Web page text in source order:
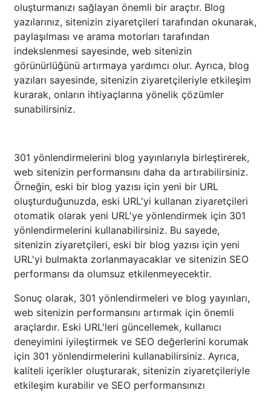
oluşturmanızı sağlayan önemli bir araçtır. Blog
yazılarınız, sitenizin ziyaretçileri tarafından okunarak,
paylaşılması ve arama motorları tarafından
indekslenmesi sayesinde, web sitenizin
görünürlüğünü artırmaya yardımcı olur. Ayrıca, blog
yazıları sayesinde, sitenizin ziyaretçileriyle etkileşim
kurarak, onların ihtiyaçlarına yönelik çözümler
sunabilirsiniz.
301 yönlendirmelerini blog yayınlarıyla birleştirerek,
web sitenizin performansını daha da artırabilirsiniz.
Örneğin, eski bir blog yazısı için yeni bir URL
oluşturduğunuzda, eski URL'yi kullanan ziyaretçileri
otomatik olarak yeni URL'ye yönlendirmek için 301
yönlendirmelerini kullanabilirsiniz. Bu sayede,
sitenizin ziyaretçileri, eski bir blog yazısı için yeni
URL'yi bulmakta zorlanmayacaklar ve sitenizin SEO
performansı da olumsuz etkilenmeyecektir.
Sonuç olarak, 301 yönlendirmeleri ve blog yayınları,
web sitenizin performansını artırmak için önemli
araçlardır. Eski URL'leri güncellemek, kullanıcı
deneyimini iyileştirmek ve SEO değerlerini korumak
için 301 yönlendirmelerini kullanabilirsiniz. Ayrıca,
kaliteli içerikler oluşturarak, sitenizin ziyaretçileriyle
etkileşim kurabilir ve SEO performansınızı